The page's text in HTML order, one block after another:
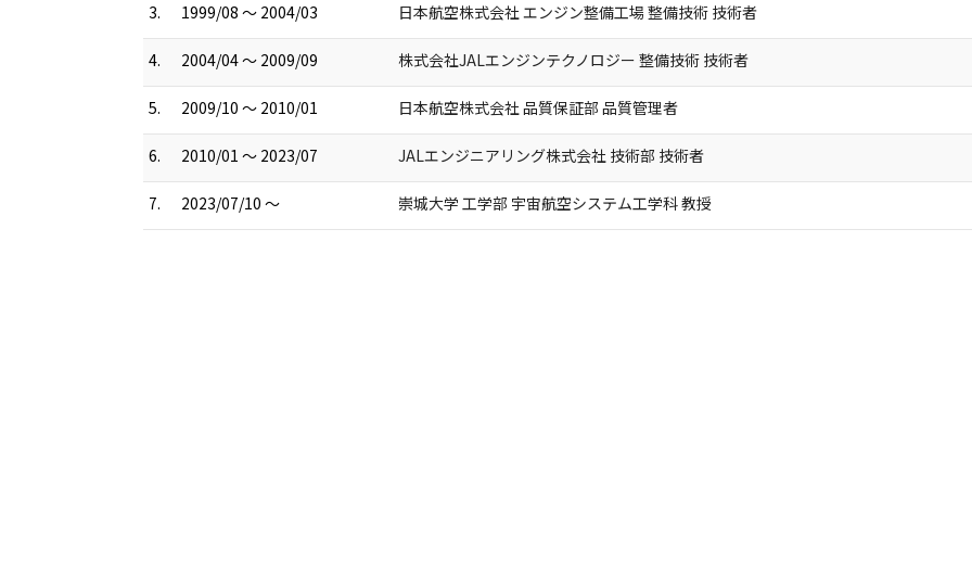
3. 1999/08 ～ 2004/03 日本航空株式会社 エンジン整備工場 整備技術 技術者
4. 2004/04 ～ 2009/09 株式会社JALエンジンテクノロジー 整備技術 技術者
5. 2009/10 ～ 2010/01 日本航空株式会社 品質保証部 品質管理者
6. 2010/01 ～ 2023/07 JALエンジニアリング株式会社 技術部 技術者
7. 2023/07/10 ～ 崇城大学 工学部 宇宙航空システム工学科 教授